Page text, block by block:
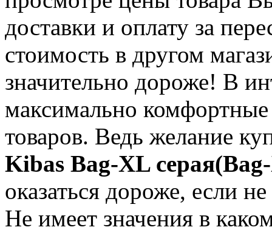
доставки и оплату за
стоимость в другом
значительно дороже! В
максимально
товаров. Ведь желание
Kibas Bag-XL
оказаться дороже, если
Не имеет значения в